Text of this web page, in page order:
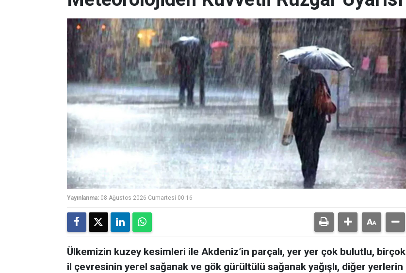
Yayınlanma: 08 Ağustos 2026 Cumartesi 00:16
Ülkemizin kuzey kesimleri ile Akdeniz’in parçalı, yer yer çok bulutlu, birçok
il çevresinin yerel sağanak ve gök gürültülü sağanak yağışlı, diğer yerlerin